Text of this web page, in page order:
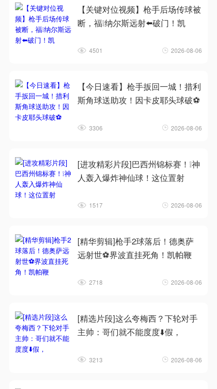
【关键对位视频】枪手后场传球被
断，福❕纳尔斯远射⬅️破门！凯
4501 2026-08-06
【今日速看】枪手扳回一城！措利
斯角球送助攻！因卡皮耶头球破⚽
3306 2026-08-06
[进攻精彩片段]巴西州锦标赛！❕神
人轰入爆炸神仙球！这位置射
1517 2026-08-06
[精华剪辑]枪手2球落后！德奥萨
远射世⚽界波直挂死角！凯帕鞭
2718 2026-08-06
[精选片段]这么夸梅西？下轮对手
主帅：哥们就不能度度⬇️假，
3213 2026-08-06